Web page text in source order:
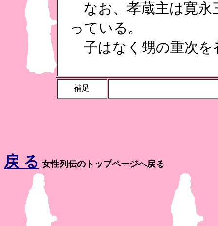
なお、孝蔵主は寛永
っている。
子はなく甥の重次を
補足
戻 る 女性列伝のトップページへ戻る